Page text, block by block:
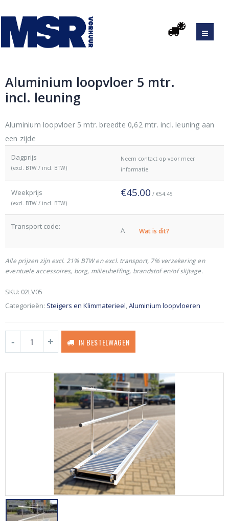
Aluminium loopvloer 5 mtr.
incl. leuning
Aluminium loopvloer 5 mtr. breedte 0,62 mtr. incl. leuning aan
een zijde
Dagprijs
(excl. BTW / incl. BTW)
Neem contact op voor meer
informatie
Weekprijs
(excl. BTW / incl. BTW)
€45.00 / €54.45
Transport code: A Wat is dit?
Alle prijzen zijn excl. 21% BTW en excl. transport, 7% verzekering en
eventuele accessoires, borg, milieuheffing, brandstof en/of slijtage.
SKU: 02LV05
Categorieën: Steigers en Klimmaterieel Aluminium loopvloeren
IN BESTELWAGEN